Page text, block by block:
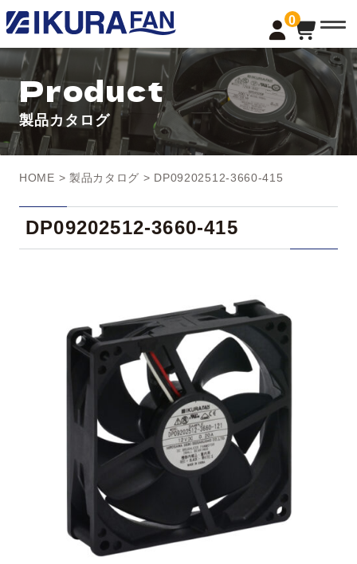
0
t
o
g
l
e
a
v
i
g
a
n
Product
製品カタログ
HOME > 製品カタログ > DP09202512-3660-415
DP09202512-3660-415